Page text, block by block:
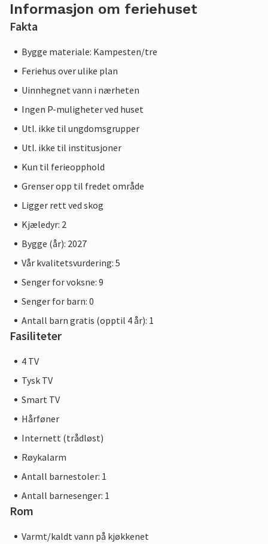
Informasjon om feriehuset
Fakta
Bygge materiale: Kampesten/tre
Feriehus over ulike plan
Uinnhegnet vann i nærheten
Ingen P-muligheter ved huset
Utl. ikke til ungdomsgrupper
Utl. ikke til institusjoner
Kun til ferieopphold
Grenser opp til fredet område
Ligger rett ved skog
Kjæledyr: 2
Bygge (år): 2027
Vår kvalitetsvurdering: 5
Senger for voksne: 9
Senger for barn: 0
Antall barn gratis (opptil 4 år): 1
Fasiliteter
4 TV
Tysk TV
Smart TV
Hårføner
Internett (trådløst)
Røykalarm
Antall barnestoler: 1
Antall barnesenger: 1
Rom
Varmt/kaldt vann på kjøkkenet